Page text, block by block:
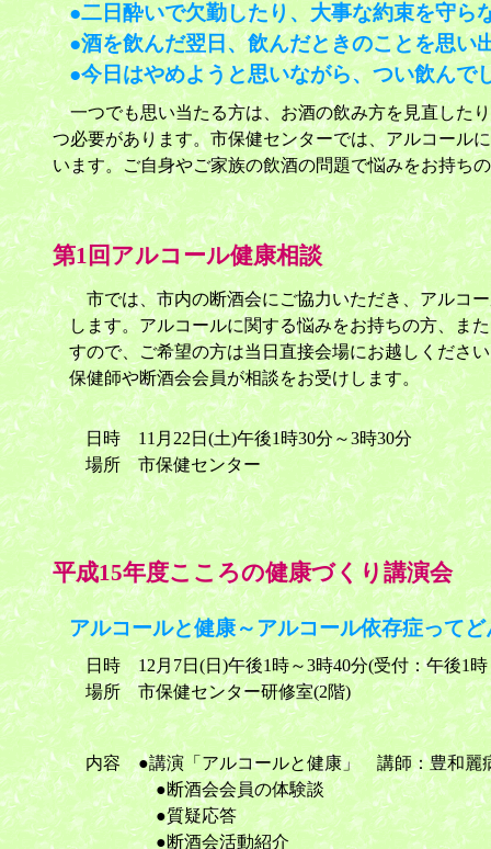
●二日酔いで欠勤したり、大事な約束を守ら
●酒を飲んだ翌日、飲んだときのことを思い
●今日はやめようと思いながら、つい飲んで
一つでも思い当たる方は、お酒の飲み方を見直した
つ必要があります。市保健センターでは、アルコール
います。ご自身やご家族の飲酒の問題で悩みをお持ち
第1回アルコール健康相談
市では、市内の断酒会にご協力いただき、アルコ
します。アルコールに関する悩みをお持ちの方、ま
すので、ご希望の方は当日直接会場にお越しくださ
保健師や断酒会会員が相談をお受けします。
日時 11月22日(土)午後1時30分～3時30分
場所 市保健センター
平成15年度こころの健康づくり講演会
アルコールと健康～アルコール依存症って
日時 12月7日(日)午後1時～3時40分(受付：午後1時
場所 市保健センター研修室(2階)
内容 ●講演「アルコールと健康」 講師：豊和麗
●断酒会会員の体験談
●質疑応答
●断酒会活動紹介